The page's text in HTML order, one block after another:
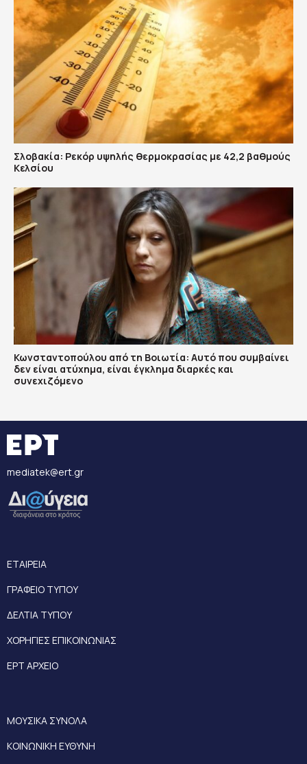
Σλοβακία: Ρεκόρ υψηλής θερμοκρασίας με 42,2 βαθμούς
Κελσίου
Κωνσταντοπούλου από τη Βοιωτία: Αυτό που συμβαίνει
δεν είναι ατύχημα, είναι έγκλημα διαρκές και
συνεχιζόμενο
mediatek@ert.gr
ΕΤΑΙΡΕΙΑ
ΓΡΑΦΕΙΟ ΤΥΠΟΥ
ΔΕΛΤΙΑ ΤΥΠΟΥ
ΧΟΡΗΓΙΕΣ ΕΠΙΚΟΙΝΩΝΙΑΣ
ΕΡΤ ΑΡΧΕΙΟ
ΜΟΥΣΙΚΑ ΣΥΝΟΛΑ
ΚΟΙΝΩΝΙΚΗ ΕΥΘΥΝΗ